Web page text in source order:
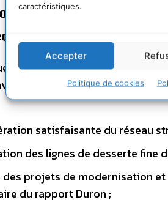
caractéristiques.
Accepter
Politique de cookies
nécessaires pour
objectifs
de la France, le rapport
3 milliards d’euros
satisfaisante du réseau
des lignes de desserte fine
projets de modernisation
du rapport Duron ;